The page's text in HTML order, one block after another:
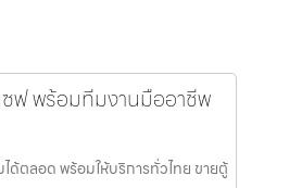
ซฟ พร้อมทีมงานมืออาชีพ
ด้ตลอด พร้อมให้บริการทั่วไทย ขายตู้